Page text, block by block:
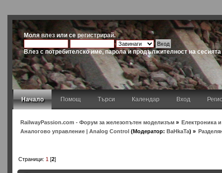
Молявлез или серегистрирай.
Влез с потребителско име, парола и продължителност на сесията
Начало Помощ Търси Календар Вход
RailwayPassion.com - Форум за железопътен моделизъм» Електроника
Аналогово управление | Analog Control(Модератор: BaHkaTa) »
Страници: 1 [2]